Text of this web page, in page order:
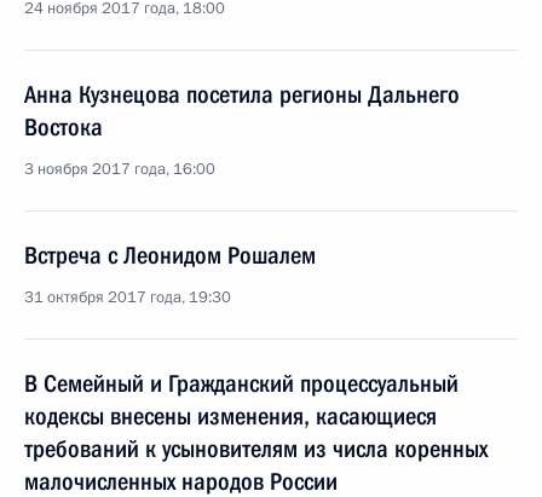
24 ноября 2017 года, 18:00
Анна Кузнецова посетила регионы Дальнего
Востока
3 ноября 2017 года, 16:00
Встреча с Леонидом Рошалем
31 октября 2017 года, 19:30
В Семейный и Гражданский процессуальный
кодексы внесены изменения, касающиеся
требований к усыновителям из числа коренных
малочисленных народов России